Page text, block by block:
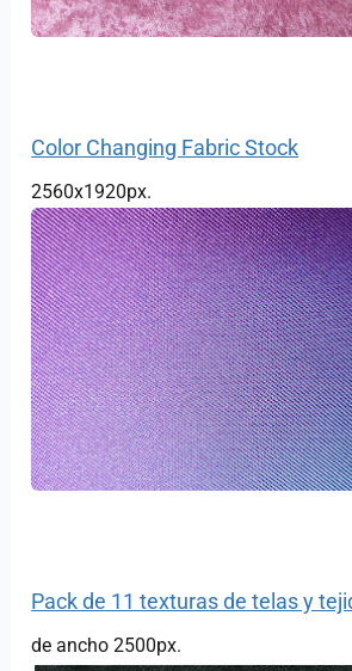
Color Changing Fabric Stock
2560x1920px.
Pack de 11 texturas de telas y
de ancho 2500px.